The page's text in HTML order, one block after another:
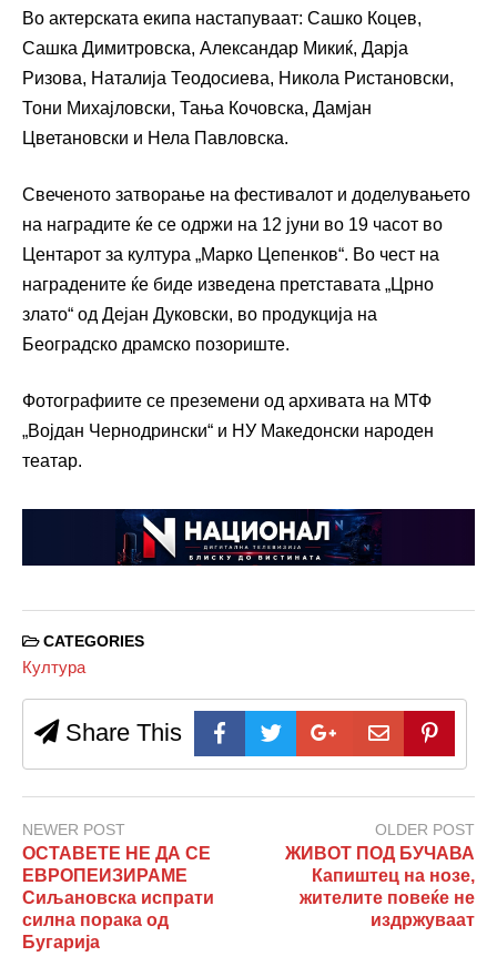
Во актерската екипа настапуваат: Сашко Коцев,
Сашка Димитровска, Александар Микиќ, Дарја
Ризова, Наталија Теодосиева, Никола Ристановски,
Тони Михајловски, Тања Кочовска, Дамјан
Цветановски и Нела Павловска.
Свеченото затворање на фестивалот и доделувањето
на наградите ќе се одржи на 12 јуни во 19 часот во
Центарот за култура „Марко Цепенков“. Во чест на
наградените ќе биде изведена претставата „Црно
злато“ од Дејан Дуковски, во продукција на
Београдско драмско позориште.
Фотографиите се преземени од архивата на МТФ
„Војдан Чернодрински“ и НУ Македонски народен
театар.
CATEGORIES
Култура
Share This
NEWER POST
ОСТАВЕТЕ НЕ ДА СЕ
ЕВРОПЕИЗИРАМЕ
Сиљановска испрати
силна порака од
Бугарија
OLDER POST
ЖИВОТ ПОД БУЧАВА
Капиштец на нозе,
жителите повеќе не
издржуваат